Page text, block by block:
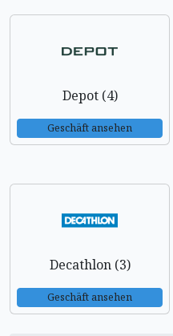
Depot (4)
Geschäft ansehen
Decathlon (3)
Geschäft ansehen